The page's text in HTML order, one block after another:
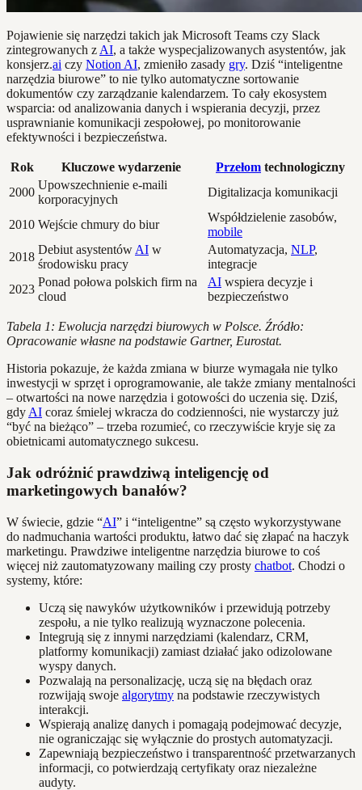
Pojawienie się narzędzi takich jak Microsoft Teams czy Slack
zintegrowanych z AI, a także wyspecjalizowanych asystentów, jak
konsjerz.ai czy Notion AI, zmieniło zasady gry. Dziś “inteligentne
narzędzia biurowe” to nie tylko automatyczne sortowanie
dokumentów czy zarządzanie kalendarzem. To cały ekosystem
wsparcia: od analizowania danych i wspierania decyzji, przez
usprawnianie komunikacji zespołowej, po monitorowanie
efektywności i bezpieczeństwa.
Rok Kluczowe wydarzenie Przełom technologiczny
2000
Upowszechnienie e-maili
korporacyjnych
Digitalizacja komunikacji
2010 Wejście chmury do biur
Współdzielenie zasobów,
mobile
2018
Debiut asystentów AI w
środowisku pracy
Automatyzacja, NLP,
integracje
2023
Ponad połowa polskich firm na
cloud
AI wspiera decyzje i
bezpieczeństwo
Tabela 1: Ewolucja narzędzi biurowych w Polsce. Źródło:
Opracowanie własne na podstawie Gartner, Eurostat.
Historia pokazuje, że każda zmiana w biurze wymagała nie tylko
inwestycji w sprzęt i oprogramowanie, ale także zmiany mentalności
– otwartości na nowe narzędzia i gotowości do uczenia się. Dziś,
gdy AI coraz śmielej wkracza do codzienności, nie wystarczy już
“być na bieżąco” – trzeba rozumieć, co rzeczywiście kryje się za
obietnicami automatycznego sukcesu.
Jak odróżnić prawdziwą inteligencję od
marketingowych banałów?
W świecie, gdzie “AI” i “inteligentne” są często wykorzystywane
do nadmuchania wartości produktu, łatwo dać się złapać na haczyk
marketingu. Prawdziwe inteligentne narzędzia biurowe to coś
więcej niż zautomatyzowany mailing czy prosty chatbot. Chodzi o
systemy, które:
Uczą się nawyków użytkowników i przewidują potrzeby
zespołu, a nie tylko realizują wyznaczone polecenia.
Integrują się z innymi narzędziami (kalendarz, CRM,
platformy komunikacji) zamiast działać jako odizolowane
wyspy danych.
Pozwalają na personalizację, uczą się na błędach oraz
rozwijają swoje algorytmy na podstawie rzeczywistych
interakcji.
Wspierają analizę danych i pomagają podejmować decyzje,
nie ograniczając się wyłącznie do prostych automatyzacji.
Zapewniają bezpieczeństwo i transparentność przetwarzanych
informacji, co potwierdzają certyfikaty oraz niezależne
audyty.